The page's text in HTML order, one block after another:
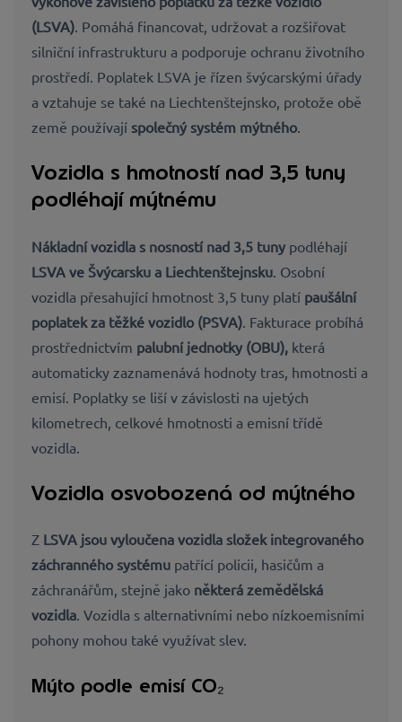
(LSVA) . Pomáhá financovat, udržovat a rozšiřovat
silniční infrastrukturu a podporuje ochranu životního
prostředí. Poplatek LSVA je řízen švýcarskými úřady
a vztahuje se také na Liechtenštejnsko, protože obě
země používají společný systém mýtného
Vozidla s hmotností nad 3,5 tuny
podléhají mýtnému
Nákladní vozidla s nosností nad 3,5 tuny podléhají
LSVA ve Švýcarsku a Liechtenštejnsku . Osobní
vozidla přesahující hmotnost 3,5 tuny platí paušální
poplatek za těžké vozidlo (PSVA) . Fakturace probíhá
prostřednictvím palubní jednotky (OBU), která
automaticky zaznamenává hodnoty tras, hmotnosti a
emisí. Poplatky se liší v závislosti na ujetých
kilometrech, celkové hmotnosti a emisní třídě
vozidla.
Vozidla osvobozená od mýtného
Z LSVA jsou vyloučena vozidla složek integrovaného
záchranného systému patřící policii, hasičům a
záchranářům, stejně jako některá zemědělská
vozidla. Vozidla s alternativními nebo nízkoemisními
pohony mohou také využívat slev.
Mýto podle emisí CO₂